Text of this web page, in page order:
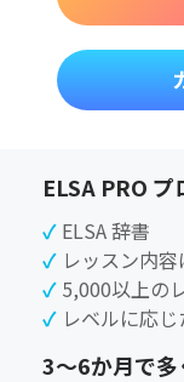
ELSA PRO
ELSA 辞書
レッスン内
5,000以上の
レベルに応
3〜6か月で